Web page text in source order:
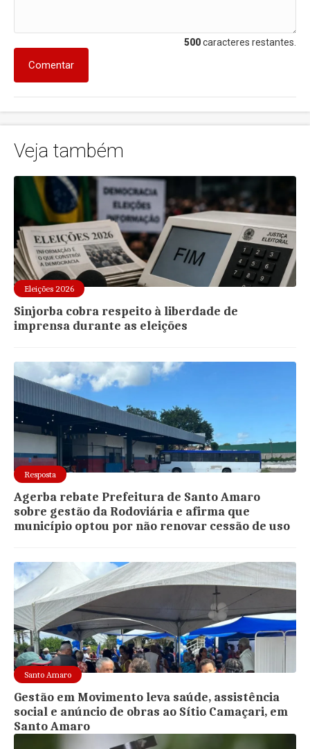
500caracteres restantes.
Comentar
Veja também
Eleições 2026
Sinjorba cobra respeito à liberdade de
imprensa durante as eleições
Resposta
Agerba rebate Prefeitura de Santo Amaro
sobre gestão da Rodoviária e afirma que
município optou por não renovar cessão de uso
Santo Amaro
Gestão em Movimento leva saúde, assistência
social e anúncio de obras ao Sítio Camaçari, em
Santo Amaro